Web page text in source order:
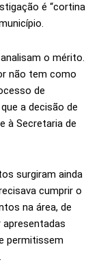
é “cortina
o mérito.
não tem como
de
a decisão de
à Secretaria de
surgiram ainda
cumprir o
na área, de
apresentadas
permitissem